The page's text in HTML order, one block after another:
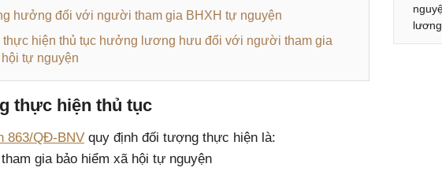
hưởng đối với người tham gia BHXH tự nguyện
hiện thủ tục hưởng lương hưu đối với người tham gia
tự nguyện
thực hiện thủ tục
863/QĐ-BNV quy định đối tượng thực hiện là:
gia bảo hiểm xã hội tự nguyện